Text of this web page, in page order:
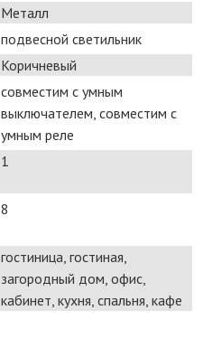
Металл
подвесной светильник
Коричневый
совместим с умным
выключателем, совместим с
умным реле
1
8
гостиница, гостиная,
загородный дом, офис,
кабинет, кухня, спальня, кафе